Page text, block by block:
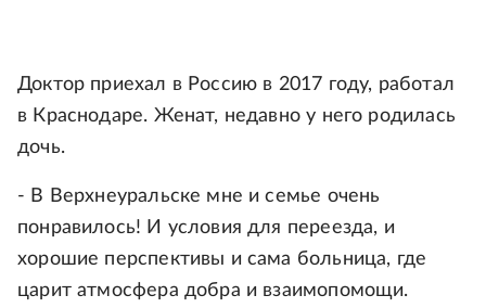
Доктор приехал в Россию в 2017 году, работал
в Краснодаре. Женат, недавно у него родилась
дочь.
- В Верхнеуральске мне и семье очень
понравилось! И условия для переезда, и
хорошие перспективы и сама больница, где
царит атмосфера добра и взаимопомощи.